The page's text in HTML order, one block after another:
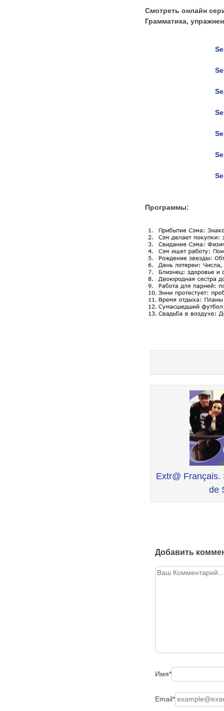
Смотреть онлайн
Грамматика,
Программы:
navigation
Extr@ Français.
de
Добавить
Имя*
Email*